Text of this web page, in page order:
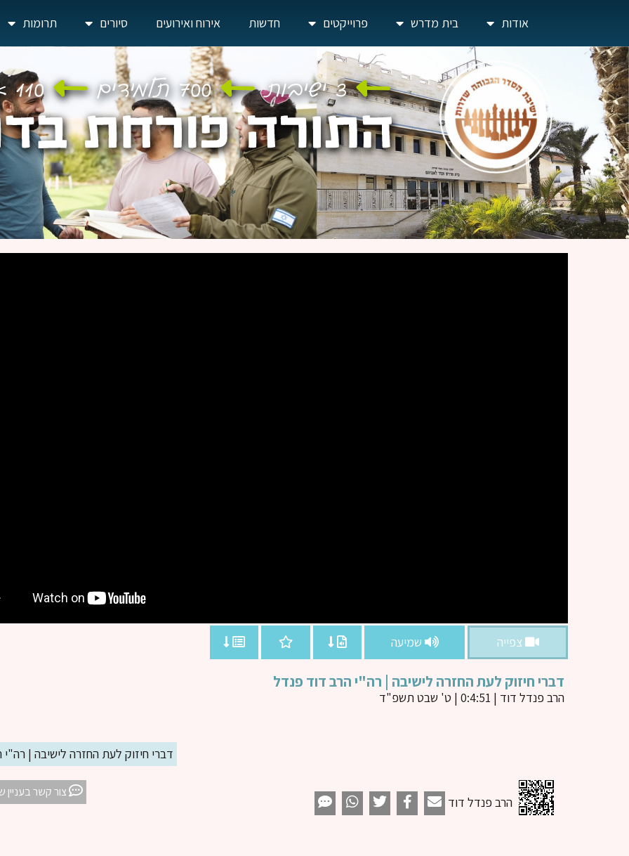
אודות בית מדרש פרוייקטים חדשות אירוח ואירועים סיורים תרומות
צפייה שמיעה
דברי חיזוק לעת החזרה לישיבה | רה"י הרב דוד פנדל
הרב פנדל דוד | 0:4:51 | ט' שבט תשפ"ד
דברי חיזוק לעת החזרה לישיבה | רה"י
הרב פנדל דוד
צור קשר בעניין